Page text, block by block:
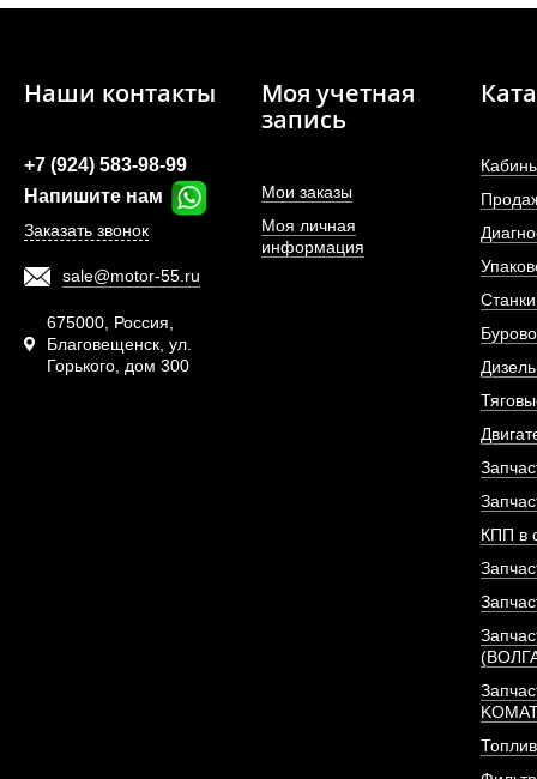
Наши контакты
+7 (924) 583-98-99
Напишите нам
Заказать звонок
sale@motor-55.ru
675000, Россия,
Благовещенск, ул.
Горького, дом 300
Моя учетная
запись
Мои заказы
Моя личная
информация
КПП в